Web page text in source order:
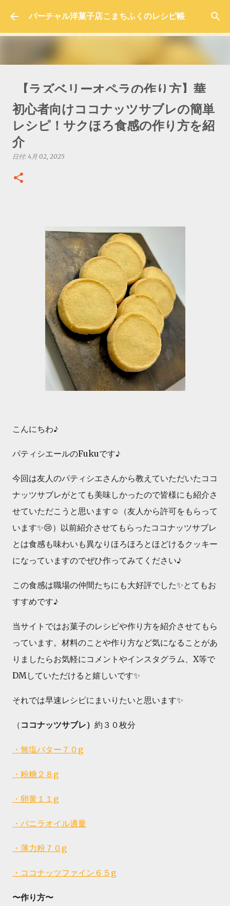
スキップしてメイン コンテンツに移動
バーチャル洋菓子店こまちふくのレシピ帳
【ラズベリーオペラの作り方】華
やかで色鮮やかな本格レシピを紹
介！
日付:
初心者向けココナッツサブレの簡単
レシピ！サクほろ食感の作り方を紹
介
日付: 4月 02, 2025
こんにちわ♪
パティシエールのFukuです♪
今回は友人のパティシエさんから教えていただいたココ
ナッツサブレがとても美味しかったので皆様にも紹介さ
せていただこうと思います☺️（友人から許可をもらって
います✨😢）以前紹介させてもらったココナッツサブレ
とは食感も味わいも異なりほろほろとほどけるクッキー
になっていますのでぜひ作ってみてください♪
この食感は職場の仲間たちにも大好評でした✨とてもお
すすめです♪
当サイトではお菓子のレシピや作り方を紹介させてもら
っています。材料のことや作り方など気になることがあ
りましたらお気軽にコメントやインスタグラム、X等で
DMしていただけると嬉しいです✨
それでは早速レシピにまいりたいと思います✨
（ ココナッツサブレ） 約３０枚分
・無塩バター７０g
・粉糖２８g
・卵黄１１g
・バニラオイル適量
・薄力粉７０g
・ココナッツファイン６５g
〜作り方〜